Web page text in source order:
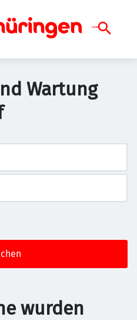
Wartung
wurden